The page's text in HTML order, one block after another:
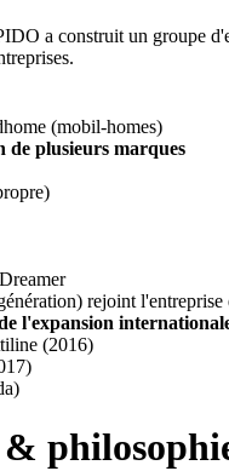
a construit un groupe
(mobil-homes)
de plusieurs marques
rejoint
l'expansion
(2016)